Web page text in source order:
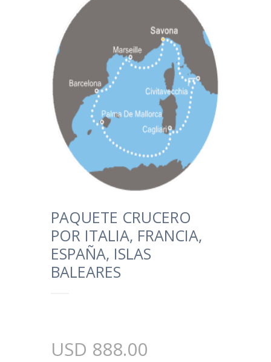
PAQUETE CRUCERO
POR ITALIA, FRANCIA,
ESPAÑA, ISLAS
BALEARES
USD 888.00